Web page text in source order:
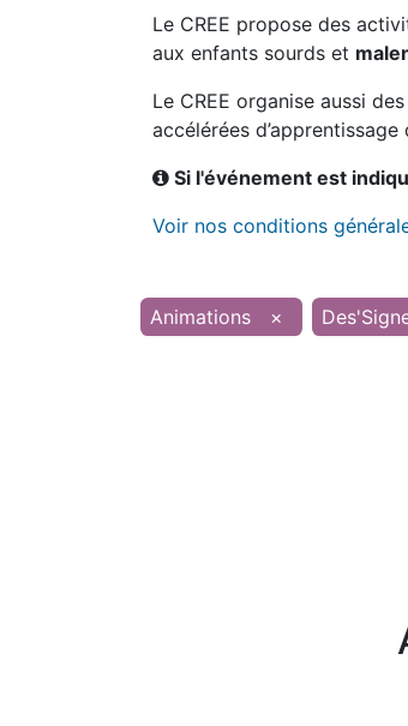
Le CREE propose des
aux enfants sourds et
Le CREE organise aussi
accélérées
Si l'événement est
Voir nos conditions
Animations ×